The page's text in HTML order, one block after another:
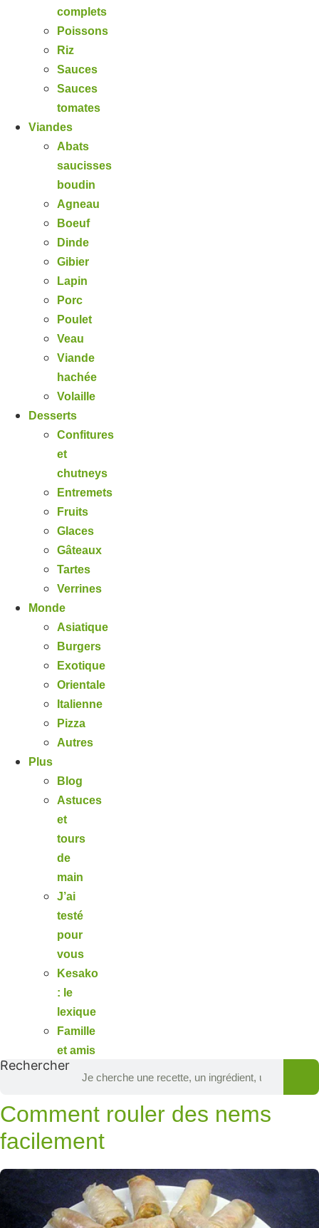
complets
Poissons
Riz
Sauces
Sauces
tomates
Viandes
Abats
saucisses
boudin
Agneau
Boeuf
Dinde
Gibier
Lapin
Porc
Poulet
Veau
Viande
hachée
Volaille
Desserts
Confitures
et
chutneys
Entremets
Fruits
Glaces
Gâteaux
Tartes
Verrines
Monde
Asiatique
Burgers
Exotique
Orientale
Italienne
Pizza
Autres
Plus
Blog
Astuces
et
tours
de
main
J’ai
testé
pour
vous
Kesako
: le
lexique
Famille
et amis
Rechercher
Comment rouler des nems
facilement